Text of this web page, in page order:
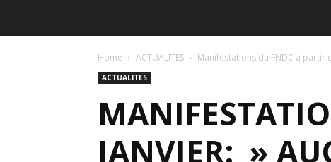
Home ACTUALITES Manifestations du FNDC à partir
ACTUALITES
JANVIER: »